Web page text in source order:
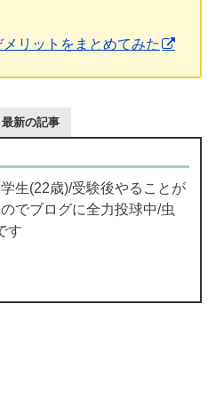
リットをまとめてみた
最新の記事
生(22歳)/受験後やることが
でブログに全力投球中/虫
す